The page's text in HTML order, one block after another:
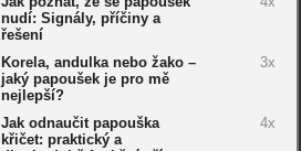
nudí: Signály, příčiny a
řešení
Korela, andulka nebo žako –
jaký papoušek je pro mě
nejlepší?
3x
Jak odnaučit papouška
křičet: praktický a
4x